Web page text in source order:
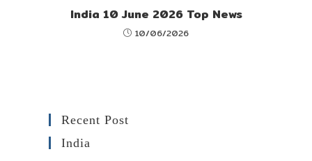
India 10 June 2026 Top News
10/06/2026
Recent Post
India